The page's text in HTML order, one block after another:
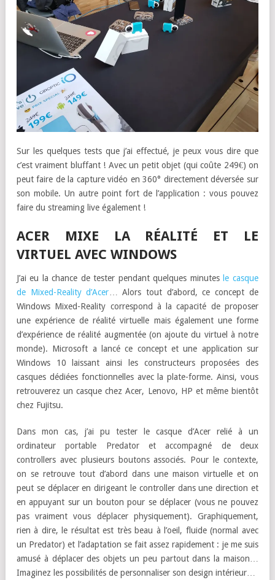
Sur les quelques tests que j’ai effectué, je peux vous dire que
c’est vraiment bluffant ! Avec un petit objet (qui coûte 249€) on
peut faire de la capture vidéo en 360° directement déversée sur
son mobile. Un autre point fort de l’application : vous pouvez
faire du streaming live également !
ACER MIXE LA RÉALITÉ ET LE
VIRTUEL AVEC WINDOWS
J’ai eu la chance de tester pendant quelques minutes le casque
de Mixed-Reality d’Acer … Alors tout d’abord, ce concept de
Windows Mixed-Reality correspond à la capacité de proposer
une expérience de réalité virtuelle mais également une forme
d’expérience de réalité augmentée (on ajoute du virtuel à notre
monde). Microsoft a lancé ce concept et une application sur
Windows 10 laissant ainsi les constructeurs proposées des
casques dédiées fonctionnelles avec la plate-forme. Ainsi, vous
retrouverez un casque chez Acer, Lenovo, HP et même bientôt
chez Fujitsu.
Dans mon cas, j’ai pu tester le casque d’Acer relié à un
ordinateur portable Predator et accompagné de deux
controllers avec plusieurs boutons associés. Pour le contexte,
on se retrouve tout d’abord dans une maison virtuelle et on
peut se déplacer en dirigeant le controller dans une direction et
en appuyant sur un bouton pour se déplacer (vous ne pouvez
pas vraiment vous déplacer physiquement). Graphiquement,
rien à dire, le résultat est très beau à l’oeil, fluide (normal avec
un Predator) et l’adaptation se fait assez rapidement : je me suis
amusé à déplacer des objets un peu partout dans la maison…
Imaginez les possibilités de personnaliser son design intérieur…